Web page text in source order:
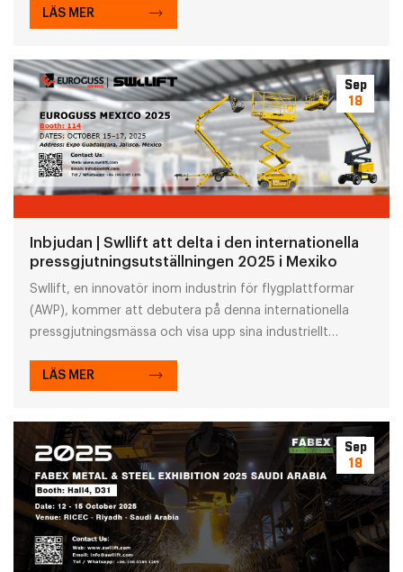
machinery, logistics handling, and industrial technology.
LÄS MER
Sep
18
Inbjudan | Swllift att delta i den internationella
pressgjutningsutställningen 2025 i Mexiko
Swllift, en innovatör inom industrin för flygplattformar
(AWP), kommer att debutera på denna internationella
pressgjutningsmässa och visa upp sina industriellt
amerikanska marknaden.
LÄS MER
Sep
18